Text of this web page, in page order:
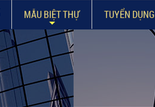
MẪU BIỆT THỰ TUYỂN DỤNG